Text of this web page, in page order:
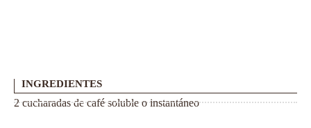
INGREDIENTES
2 cucharadas de café soluble o instantáneo